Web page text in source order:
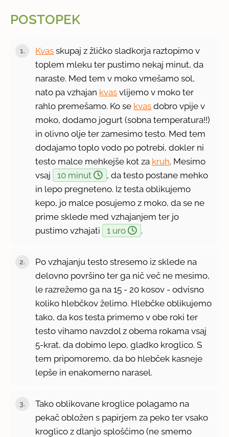
POSTOPEK
Kvas skupaj z žličko sladkorja raztopimo v
toplem mleku ter pustimo nekaj minut, da
naraste. Med tem v moko vmešamo sol,
nato pa vzhajan kvas vlijemo v moko ter
rahlo premešamo. Ko se kvas dobro vpije v
moko, dodamo jogurt (sobna temperatura!!)
in olivno olje ter zamesimo testo. Med tem
dodajamo toplo vodo po potrebi, dokler ni
testo malce mehkejše kot za kruh. Mesimo
vsaj
10 minut
, da testo postane mehko
in lepo pregneteno. Iz testa oblikujemo
kepo, jo malce posujemo z moko, da se ne
prime sklede med vzhajanjem ter jo
pustimo vzhajati
1 uro .
Po vzhajanju testo stresemo iz sklede na
delovno površino ter ga nič več ne mesimo,
le razrežemo ga na 15 - 20 kosov - odvisno
koliko hlebčkov želimo. Hlebčke oblikujemo
tako, da kos testa primemo v obe roki ter
testo vihamo navzdol z obema rokama vsaj
5-krat, da dobimo lepo, gladko kroglico. S
tem pripomoremo, da bo hlebček kasneje
lepše in enakomerno narasel.
Tako oblikovane kroglice polagamo na
pekač obložen s papirjem za peko ter vsako
kroglico z dlanjo sploščimo (ne smemo